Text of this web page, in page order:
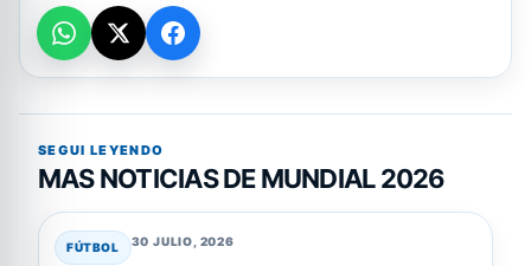
SEGUI LEYENDO
MAS NOTICIAS DE MUNDIAL 2026
FÚTBOL 30 JULIO, 2026